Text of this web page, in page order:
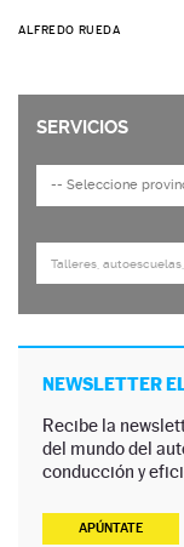
ALFREDO RUEDA
NEWSLETTER
Recibe la
del mundo del
conducción y
APÚNTATE